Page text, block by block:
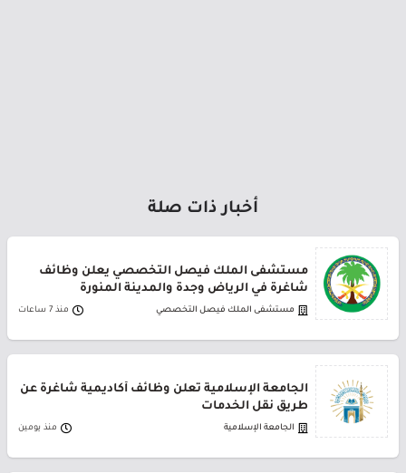
أخبار ذات صلة
مستشفى الملك فيصل التخصصي يعلن وظائف
شاغرة في الرياض وجدة والمدينة المنورة
مستشفى الملك فيصل التخصصي منذ 7 ساعات
الجامعة الإسلامية تعلن وظائف أكاديمية شاغرة عن
طريق نقل الخدمات
الجامعة الإسلامية منذ يومين